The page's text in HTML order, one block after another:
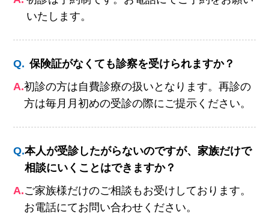
いたします。
Q. 保険証がなくても診察を受けられますか？
A.初診の方は自費診療の扱いとなります。再診の
方は毎月月初めの受診の際にご提示ください。
Q.本人が受診したがらないのですが、家族だけで
相談にいくことはできますか？
A.ご家族様だけのご相談もお受けしております。
お電話にてお問い合わせください。